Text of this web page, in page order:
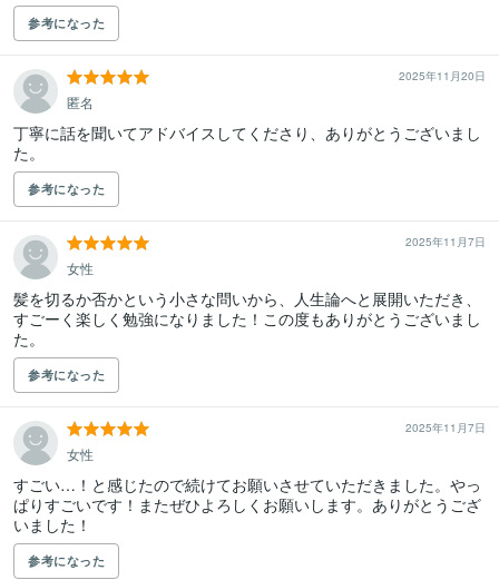
参考になった
2025年11月20日
匿名
丁寧に話を聞いてアドバイスしてくださり、ありがとうございまし
た。
参考になった
2025年11月7日
女性
髪を切るか否かという小さな問いから、人生論へと展開いただき、
すごーく楽しく勉強になりました！この度もありがとうございまし
た。
参考になった
2025年11月7日
女性
すごい…！と感じたので続けてお願いさせていただきました。やっ
ぱりすごいです！またぜひよろしくお願いします。ありがとうござ
いました！
参考になった